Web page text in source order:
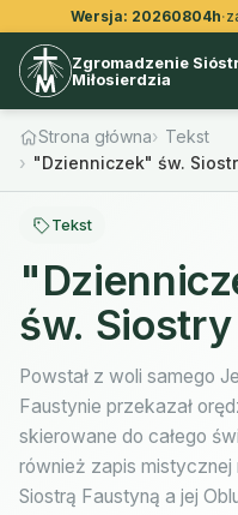
Wersja: 20260804h·
Zgromadzenie
Miłosierdzia
Strona główna
Tekst
"Dzienniczek" św.
Tekst
św.
Powstał z woli samego
Faustynie przekazał
skierowane do całego
również zapis mistycznej
Siostrą Faustyną a jej